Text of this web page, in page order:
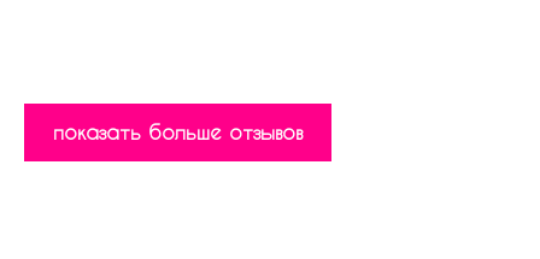
показать больше отзывов